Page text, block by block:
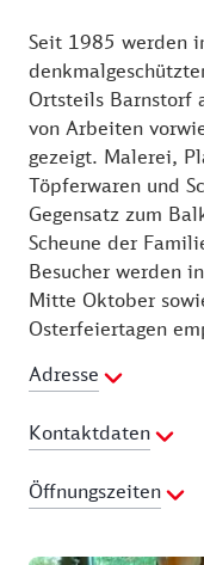
Seit 1985 werden
Ortsteils Barnstorf
von Arbeiten
gezeigt. Malerei,
Töpferwaren und
Gegensatz zum
Scheune der
Besucher werden
Mitte Oktober
Osterfeiertagen
Adresse
Kontaktdaten
Telefon:038220-
Fax:038220-82703
Öffnungszeiten